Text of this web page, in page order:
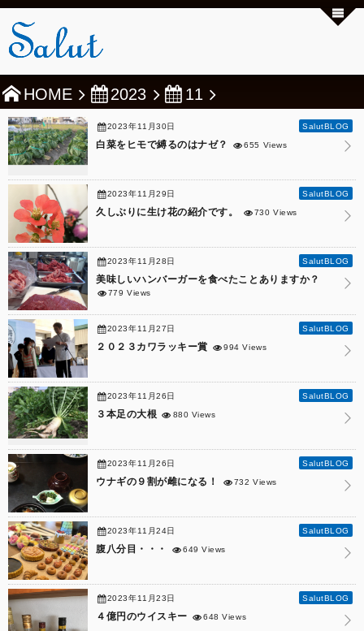
HOME 2023 11
2023年11月30日 SalutBLOG
白菜をヒモで縛るのはナゼ？ 655 Views
2023年11月29日 SalutBLOG
久しぶりに生け花の紹介です。 730 Views
2023年11月28日 SalutBLOG
美味しいハンバーガーを食べたことありますか？
779 Views
2023年11月27日 SalutBLOG
２０２３カワラッキー賞 994 Views
2023年11月26日 SalutBLOG
３本足の大根 880 Views
2023年11月26日 SalutBLOG
ウナギの９割が雌になる！ 732 Views
2023年11月24日 SalutBLOG
腹八分目・・・ 649 Views
2023年11月23日 SalutBLOG
４億円のウイスキー 648 Views